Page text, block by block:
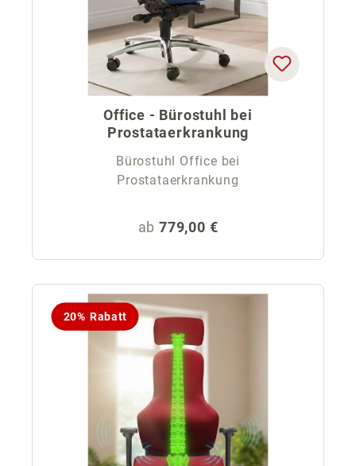
Office - Bürostuhl bei
Prostataerkrankung
Bürostuhl Office bei
Prostataerkrankung
Regulärer Preis:
ab 779,00 €
20% Rabatt